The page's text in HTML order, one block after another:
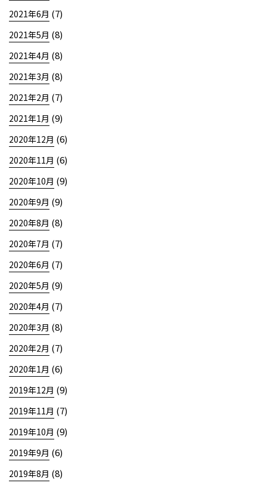
2021年6月 (7)
2021年5月 (8)
2021年4月 (8)
2021年3月 (8)
2021年2月 (7)
2021年1月 (9)
2020年12月 (6)
2020年11月 (6)
2020年10月 (9)
2020年9月 (9)
2020年8月 (8)
2020年7月 (7)
2020年6月 (7)
2020年5月 (9)
2020年4月 (7)
2020年3月 (8)
2020年2月 (7)
2020年1月 (6)
2019年12月 (9)
2019年11月 (7)
2019年10月 (9)
2019年9月 (6)
2019年8月 (8)